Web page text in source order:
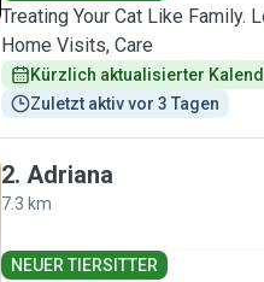
Treating Your Cat Like Family.
Home Visits, Care
Kürzlich aktualisierter
Zuletzt aktiv vor 3 Tagen
2. Adriana
7.3 km
NEUER TIERSITTER